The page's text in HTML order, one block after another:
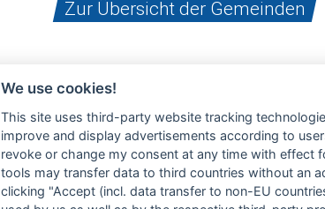
Zur Übersicht der Gemeinden
We use cookies!
This site uses third-party website tracking
improve and display advertisements according to
revoke or change my consent at any time with effect
tools may transfer data to third countries without an
clicking "Accept (incl. data transfer to non-EU